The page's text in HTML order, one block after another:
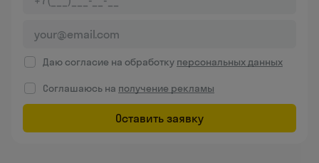
Даю согласие на обработку персональных данных
Соглашаюсь на получение рекламы
Оставить заявку